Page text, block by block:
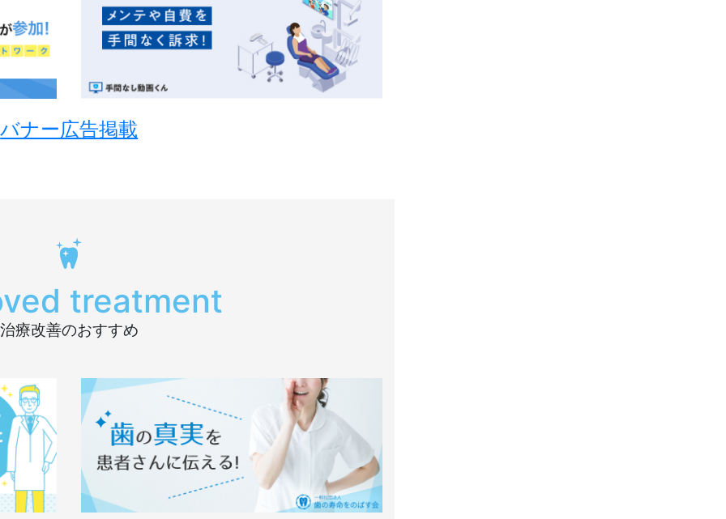
バナー広告掲載
treatment
治療改善のおすすめ